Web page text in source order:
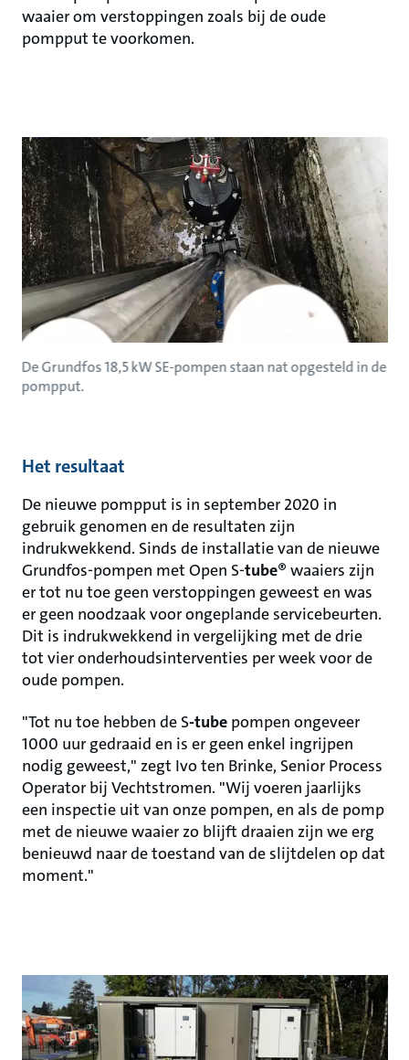
waaier om verstoppingen zoals bij de oude
pompput te voorkomen.
De Grundfos 18,5 kW SE-pompen staan nat opgesteld in de
pompput.
Het resultaat
De nieuwe pompput is in september 2020 in
gebruik genomen en de resultaten zijn
indrukwekkend. Sinds de installatie van de nieuwe
Grundfos-pompen met Open S-tube® waaiers zijn
er tot nu toe geen verstoppingen geweest en was
er geen noodzaak voor ongeplande servicebeurten.
Dit is indrukwekkend in vergelijking met de drie
tot vier onderhoudsinterventies per week voor de
oude pompen.
"Tot nu toe hebben de S-tube pompen ongeveer
1000 uur gedraaid en is er geen enkel ingrijpen
nodig geweest," zegt Ivo ten Brinke, Senior Process
Operator bij Vechtstromen. "Wij voeren jaarlijks
een inspectie uit van onze pompen, en als de pomp
met de nieuwe waaier zo blijft draaien zijn we erg
benieuwd naar de toestand van de slijtdelen op dat
moment."